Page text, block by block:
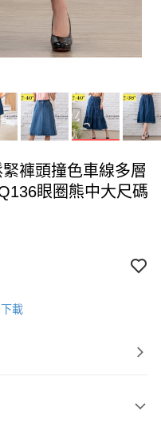
褲頭撞色車線多層
眼圈熊中大尺碼
載